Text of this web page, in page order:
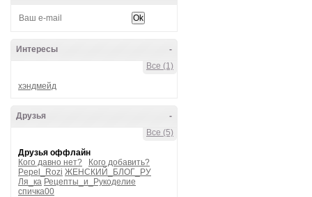
-
Интересы
Все (1)
хэндмейд
-
Друзья
Все (5)
Друзья оффлайн
Кого давно нет?
Кого добавить?
Pepel_Rozi ЖЕНСКИЙ_БЛОГ_РУ
Ля_ка Рецепты_и_Рукоделие
спичка00